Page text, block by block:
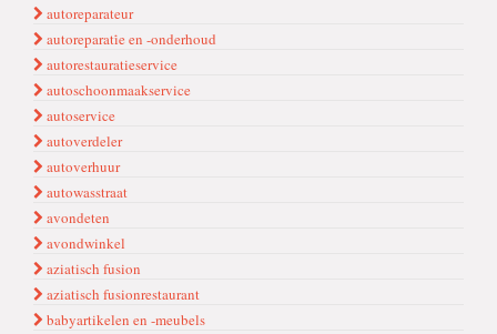
autoreparateur
autoreparati̇e en -onderhoud
autorestauratieservice
autoschoonmaakservice
autoservice
autoverdeler
autoverhuur
autowasstraat
avondeten
avondwinkel
aziatisch fusion
aziatisch fusionrestaurant
babyartikelen en -meubels